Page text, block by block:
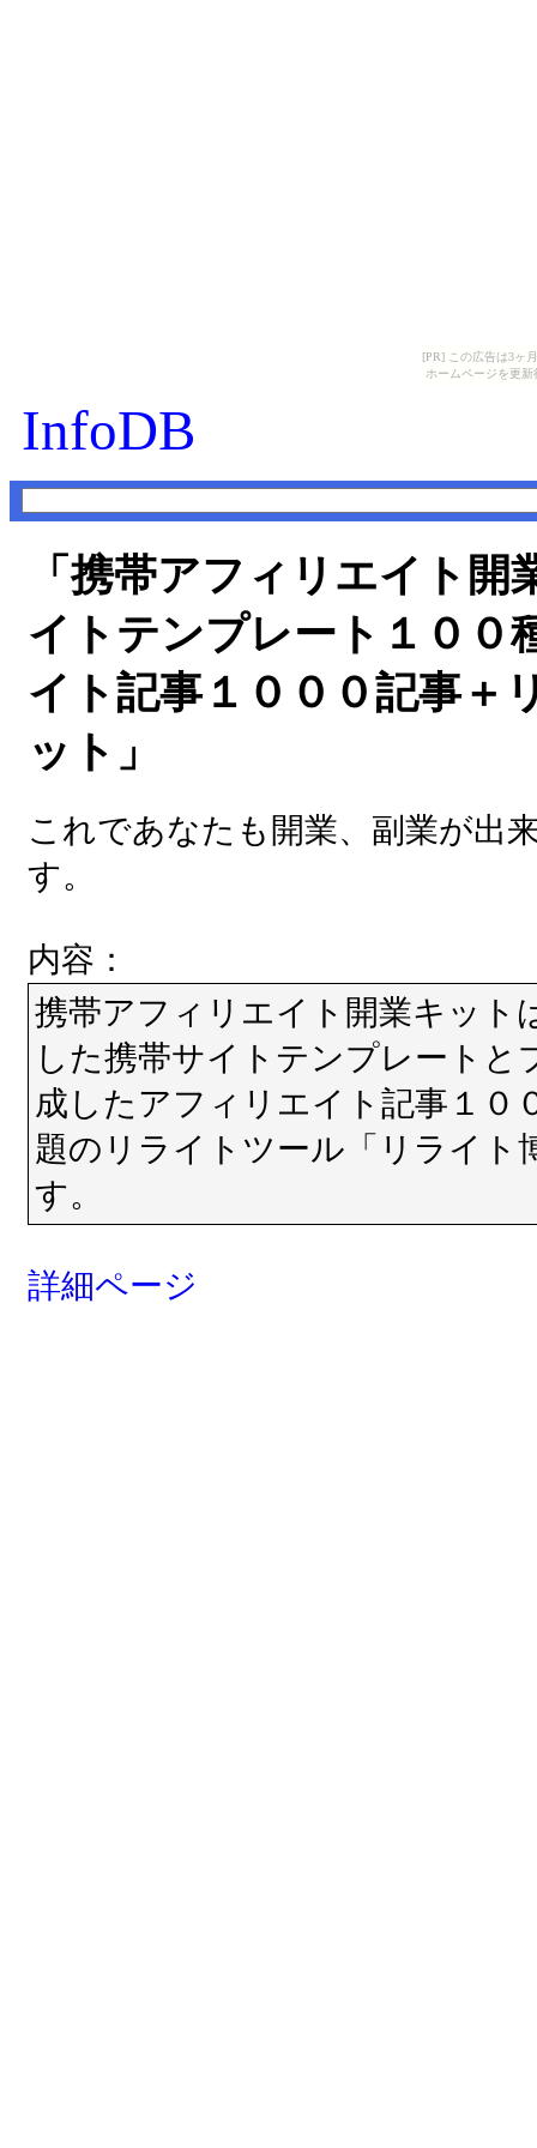
[PR] この広告は3ヶ
ホームページを更
InfoDB
「携帯アフィリエイト開
イトテンプレート１００
イト記事１０００記事＋
ット」
これであなたも開業、副業が出
す。
内容：
携帯アフィリエイト開業キット
した携帯サイトテンプレートと
成したアフィリエイト記事１０
題のリライトツール「リライト
す。
詳細ページ